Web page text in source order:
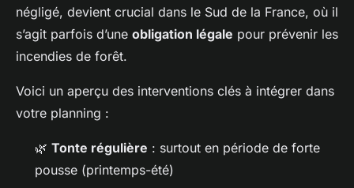
négligé, devient crucial dans le Sud de la France, où il
s’agit parfois d’une obligation légale pour prévenir les
incendies de forêt.
Voici un aperçu des interventions clés à intégrer dans
votre planning :
🌿 Tonte régulière : surtout en période de forte
pousse (printemps-été)